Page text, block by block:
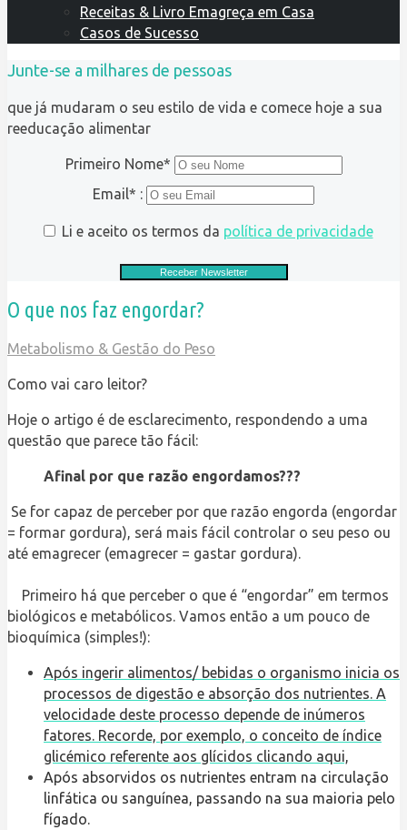
Receitas & Livro Emagreça em Casa
Casos de Sucesso
Junte-se a milhares de pessoas
que já mudaram o seu estilo de vida e comece hoje a sua
reeducação alimentar
Primeiro Nome*
Email* :
Li e aceito os termos da política de privacidade
O que nos faz engordar?
Metabolismo & Gestão do Peso
Como vai caro leitor?
Hoje o artigo é de esclarecimento, respondendo a uma
questão que parece tão fácil:
Afinal por que razão engordamos???
Se for capaz de perceber por que razão engorda (engordar
= formar gordura), será mais fácil controlar o seu peso ou
até emagrecer (emagrecer = gastar gordura).
Primeiro há que perceber o que é “engordar” em termos
biológicos e metabólicos. Vamos então a um pouco de
bioquímica (simples!):
Após ingerir alimentos/ bebidas o organismo inicia os
processos de digestão e absorção dos nutrientes. A
velocidade deste processo depende de inúmeros
fatores. Recorde, por exemplo, o conceito de índice
glicémico referente aos glícidos clicando aqui,
Após absorvidos os nutrientes entram na circulação
linfática ou sanguínea, passando na sua maioria pelo
fígado.